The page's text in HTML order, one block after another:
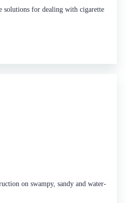
solutions for dealing with cigarette
on swampy, sandy and water-